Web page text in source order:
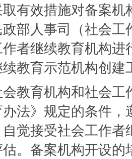
有效措施对备案
部人事司（社会
者继续教育机构
教育示范机构创建
教育机构和社会
法》规定的条件
觉接受社会工作
。备案机构开设